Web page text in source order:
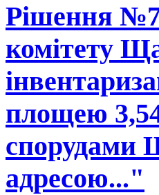
Рішення
комітету
площею
спорудами
адресою..."